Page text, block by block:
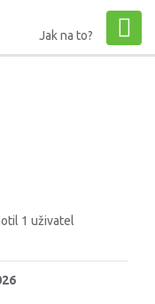
Jak na to?
1 uživatel